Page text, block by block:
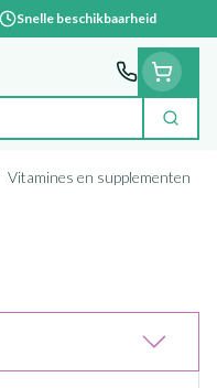
Snelle beschikbaarheid
Zoek
Vitamines en supplementen